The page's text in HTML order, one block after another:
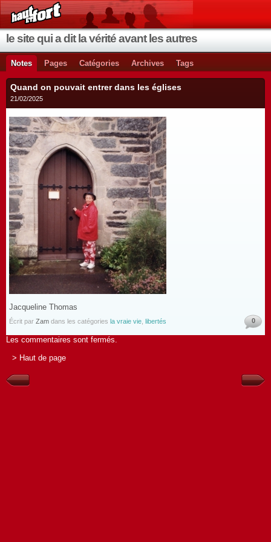
le site qui a dit la vérité avant les autres
Notes Pages Catégories Archives Tags
Quand on pouvait entrer dans les églises
21/02/2025
Jacqueline Thomas
Écrit par Zam dans les catégories la vraie vie libertés 0
Les commentaires sont fermés.
> Haut de page